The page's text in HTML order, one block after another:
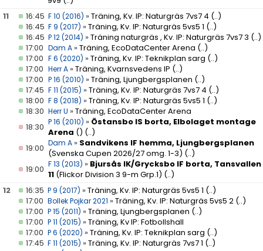
11
16:45 F 10 (2016) »Träning, Kv. IP: Naturgräs 7vs7 4 (..)
16:45 F 9 (2017) »Träning, Kv. IP: Naturgräs 5vs5 1 (..)
16:45 P 12 (2014) »Träning naturgräs , Kv. IP: Naturgräs 7vs7 3 (..)
17:00 Dam A »Träning, EcoDataCenter Arena (..)
17:00 F 6 (2020) »Träning, Kv. IP: Teknikplan sarg (..)
17:00 Herr A »Träning, Kvarnsvedens IP (..)
17:00 P 16 (2010) »Träning, Ljungbergsplanen (..)
17:45 F 11 (2015) »Träning, Kv. IP: Naturgräs 7vs7 4 (..)
18:00 F 8 (2018) »Träning, Kv. IP: Naturgräs 5vs5 1 (..)
18:30 Herr U »Träning, EcoDataCenter Arena
18:30 P 16 (2010) » Östansbo IS borta, Elbolaget montage
Arena () (..)
19:00 Dam A » Sandvikens IF hemma, Ljungbergsplanen
(Svenska Cupen 2026/27 omg. 1-3) (..)
19:00 F 13 (2013) » Bjursås IK/Grycksbo IF borta, Tansvallen
11 (Flickor Division 3 9-m Grp.1) (..)
12
16:35 P 9 (2017) »Träning, Kv. IP: Naturgräs 5vs5 1 (..)
17:00 Bollek Pojkar 2021 »Träning, Kv. IP: Naturgräs 5vs5 2 (..)
17:00 P 15 (2011) »Träning, Ljungbergsplanen (..)
17:00 P 11 (2015) »Träning, Kv IP: Fotbollshall
17:00 P 6 (2020) »Träning, Kv. IP: Teknikplan sarg (..)
17:45 F 11 (2015) »Träning, Kv. IP: Naturgräs 7vs7 1 (..)